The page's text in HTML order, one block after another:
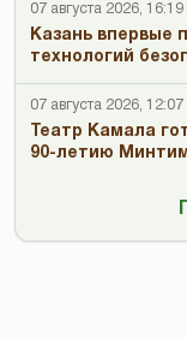
07 августа 2026, 16:19
Казань впервые
технологий
07 августа 2026, 12:07
Театр Камала
90-летию